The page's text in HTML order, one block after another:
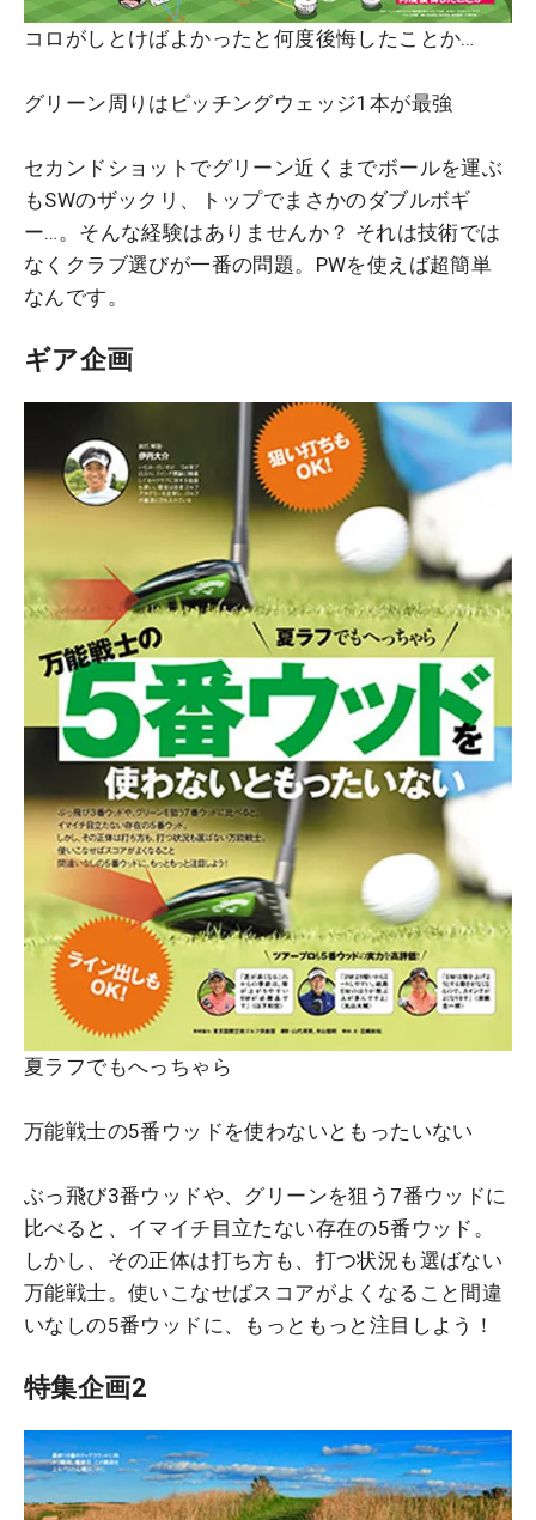
コロがしとけばよかったと何度後悔したことか…
グリーン周りはピッチングウェッジ1本が最強
セカンドショットでグリーン近くまでボールを運ぶ
もSWのザックリ、トップでまさかのダブルボギ
ー…。そんな経験はありませんか？ それは技術では
なくクラブ選びが一番の問題。PWを使えば超簡単
なんです。
ギア企画
夏ラフでもへっちゃら
万能戦士の5番ウッドを使わないともったいない
ぶっ飛び3番ウッドや、グリーンを狙う7番ウッドに
比べると、イマイチ目立たない存在の5番ウッド。
しかし、その正体は打ち方も、打つ状況も選ばない
万能戦士。使いこなせばスコアがよくなること間違
いなしの5番ウッドに、もっともっと注目しよう！
特集企画2